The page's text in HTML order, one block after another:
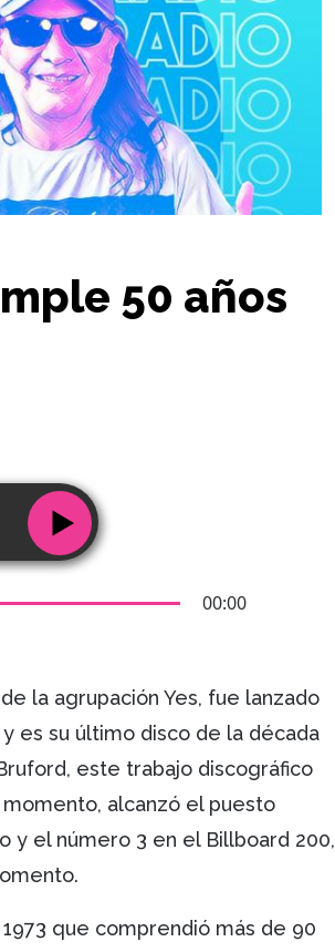
50 años
00:00
la agrupación Yes, fue lanzado
es su último disco de la década
este trabajo discográfico
alcanzó el puesto
y el número 3 en el Billboard 200,
que comprendió más de 90